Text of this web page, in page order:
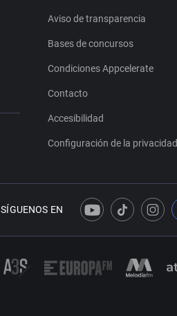
Aviso de transparencia
Bases de concursos
Condiciones Appcelerate
Contacto
Accesibilidad
Configuración de la privacidad
SÍGUENOS EN